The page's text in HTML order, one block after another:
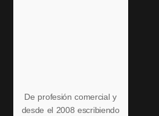
De profesión comercial y
desde el 2008 escribiendo